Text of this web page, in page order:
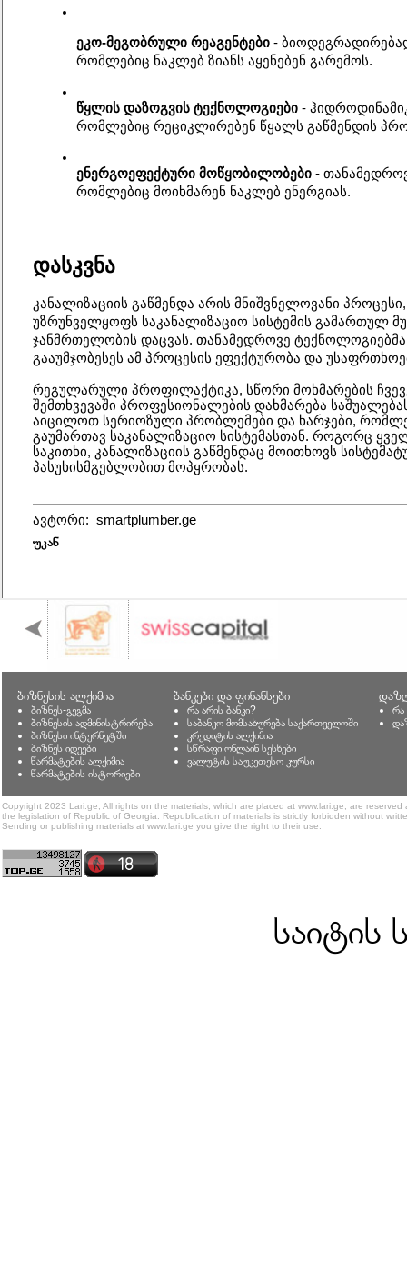
ეკო-მეგობრული რეაგენტები -
რომლებიც ნაკლებ ზიანს აყენებენ გარემოს.
წყლის დაზოგვის ტექნოლოგიები -
რომლებიც რეციკლირებენ წყალს გაწმენდის
ენერგოეფექტური მოწყობილობები -
რომლებიც მოიხმარენ ნაკლებ ენერგიას.
დასკვნა
კანალიზაციის გაწმენდა არის მნიშვნელოვანი
უზრუნველყოფს საკანალიზაციო სისტემის გამართულ
ჯანმრთელობის დაცვას. თანამედროვე
გააუმჯობესეს ამ პროცესის ეფექტურობა და
რეგულარული პროფილაქტიკა, სწორი მოხმარების
შემთხვევაში პროფესიონალების დახმარება
აიცილოთ სერიოზული პრობლემები და ხარჯები,
გაუმართავ საკანალიზაციო სისტემასთან. როგორც
საკითხი, კანალიზაციის გაწმენდაც მოითხოვს
პასუხისმგებლობით მოპყრობას.
ავტორი:  smartplumber.ge
უკან
ბიზნესის ალქიმია
ბიზნეს-გეგმა
ბიზნესის ადმინისტრირება
ბიზნესი ინტერნეტში
ბიზნეს იდეები
წარმატების ალქიმია
წარმატების ისტორიები
ბანკები და ფინანსები
რა არის ბანკი?
საბანკო მომსახურება საქართველოში
კრედიტის ალქიმია
სწრაფი ონლაინ სესხები
ვალუტის საუკეთესო კურსი
რა
Copyright 2023 Lari.ge, All rights on the materials, which are placed at www.lari.ge, are
the legislation of Republic of Georgia. Republication of materials is strictly forbidden without
Sending or publishing materials at www.lari.ge you give the right to their use.
საიტის